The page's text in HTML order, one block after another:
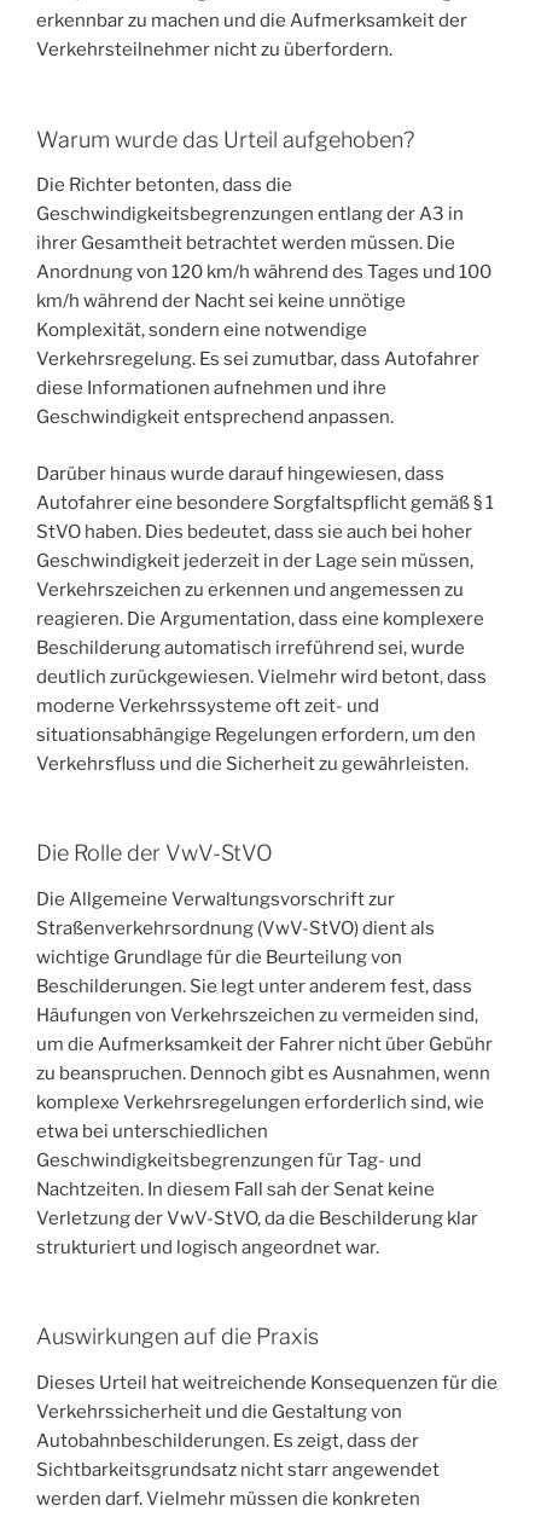
erkennbar zu machen und die Aufmerksamkeit der
Verkehrsteilnehmer nicht zu überfordern.
Warum wurde das Urteil aufgehoben?
Die Richter betonten, dass die
Geschwindigkeitsbegrenzungen entlang der A3 in
ihrer Gesamtheit betrachtet werden müssen. Die
Anordnung von 120 km/h während des Tages und 100
km/h während der Nacht sei keine unnötige
Komplexität, sondern eine notwendige
Verkehrsregelung. Es sei zumutbar, dass Autofahrer
diese Informationen aufnehmen und ihre
Geschwindigkeit entsprechend anpassen.
Darüber hinaus wurde darauf hingewiesen, dass
Autofahrer eine besondere Sorgfaltspflicht gemäß § 1
StVO haben. Dies bedeutet, dass sie auch bei hoher
Geschwindigkeit jederzeit in der Lage sein müssen,
Verkehrszeichen zu erkennen und angemessen zu
reagieren. Die Argumentation, dass eine komplexere
Beschilderung automatisch irreführend sei, wurde
deutlich zurückgewiesen. Vielmehr wird betont, dass
moderne Verkehrssysteme oft zeit- und
situationsabhängige Regelungen erfordern, um den
Verkehrsfluss und die Sicherheit zu gewährleisten.
Die Rolle der VwV-StVO
Die Allgemeine Verwaltungsvorschrift zur
Straßenverkehrsordnung (VwV-StVO) dient als
wichtige Grundlage für die Beurteilung von
Beschilderungen. Sie legt unter anderem fest, dass
Häufungen von Verkehrszeichen zu vermeiden sind,
um die Aufmerksamkeit der Fahrer nicht über Gebühr
zu beanspruchen. Dennoch gibt es Ausnahmen, wenn
komplexe Verkehrsregelungen erforderlich sind, wie
etwa bei unterschiedlichen
Geschwindigkeitsbegrenzungen für Tag- und
Nachtzeiten. In diesem Fall sah der Senat keine
Verletzung der VwV-StVO, da die Beschilderung klar
strukturiert und logisch angeordnet war.
Auswirkungen auf die Praxis
Dieses Urteil hat weitreichende Konsequenzen für die
Verkehrssicherheit und die Gestaltung von
Autobahnbeschilderungen. Es zeigt, dass der
Sichtbarkeitsgrundsatz nicht starr angewendet
werden darf. Vielmehr müssen die konkreten